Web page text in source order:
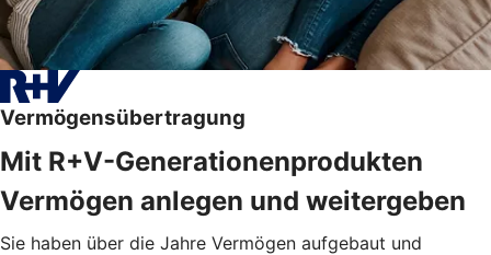
Vermögensübertragung
Mit R+V-Generationenprodukten
Vermögen anlegen und weitergeben
Sie haben über die Jahre Vermögen aufgebaut und